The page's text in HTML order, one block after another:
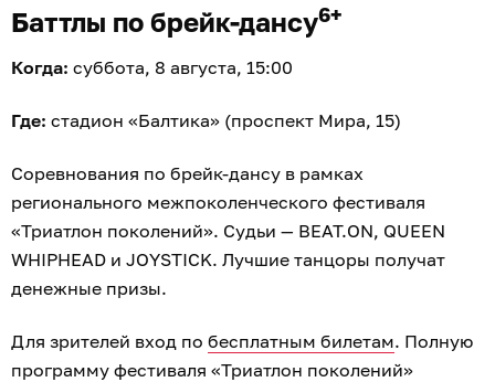
Баттлы по брейк-дансу6+
Когда: суббота, 8 августа, 15:00
Где: стадион «Балтика» (проспект Мира, 15)
Соревнования по брейк-дансу в рамках
регионального межпоколенческого фестиваля
«Триатлон поколений». Судьи — BEAT.ON, QUEEN
WHIPHEAD и JOYSTICK. Лучшие танцоры получат
денежные призы.
Для зрителей вход по бесплатным билетам. Полную
программу фестиваля «Триатлон поколений»